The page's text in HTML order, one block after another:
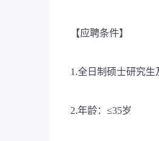
【应聘条件】
1.全日制硕士研究生
2.年龄：≤35岁